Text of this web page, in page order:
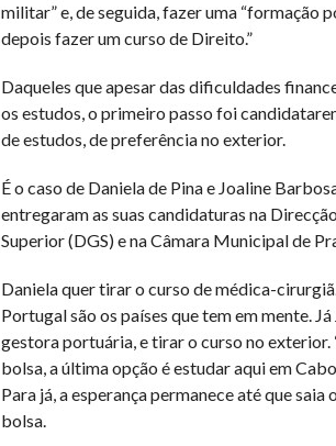
militar” e, de seguida, fazer uma “formação
depois fazer um curso de Direito.”
Daqueles que apesar das dificuldades
os estudos, o primeiro passo foi
de estudos, de preferência no exterior.
É o caso de Daniela de Pina e Joaline
entregaram as suas candidaturas na
Superior (DGS) e na Câmara Municipal de
Daniela quer tirar o curso de médica-
Portugal são os países que tem em mente.
gestora portuária, e tirar o curso no exterior.
bolsa, a última opção é estudar aqui em
Para já, a esperança permanece até que saia
bolsa.